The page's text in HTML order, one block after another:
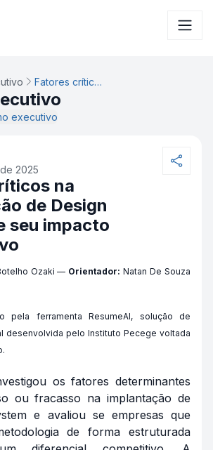
Fatores críticos na implantação de Design Systems e seu impacto competitivo
executivo
2025
na
de Design
seu impacto
Ozaki — Orientador: Natan De Souza
pela ferramenta ResumeAI, solução de
desenvolvida pelo Instituto Pecege voltada
os fatores determinantes
ou fracasso na implantação de
e avaliou se empresas que
de forma estruturada